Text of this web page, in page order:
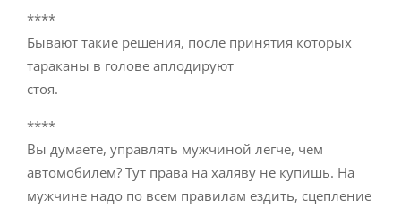
****
Бывают такие решения, после принятия которых
тараканы в голове аплодируют
стоя.
****
Вы думаете, управлять мужчиной легче, чем
автомобилем? Тут права на халяву не купишь. На
мужчине надо по всем правилам ездить, сцепление